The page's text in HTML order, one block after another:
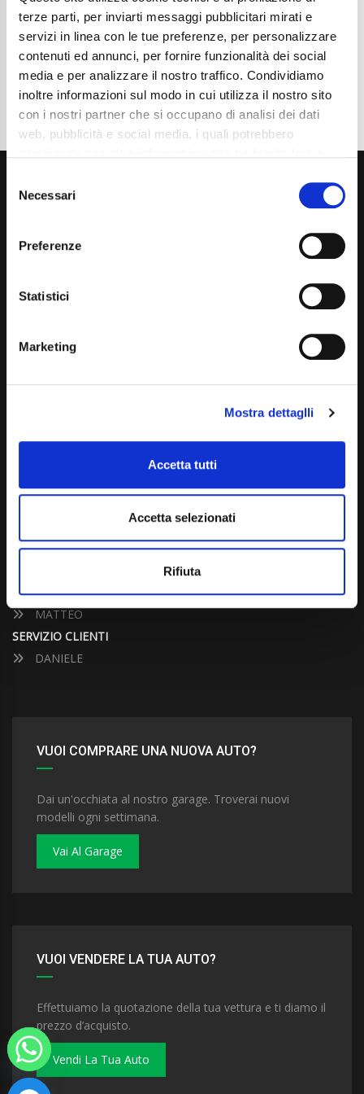
terze parti, per inviarti messaggi pubblicitari mirati e
servizi in linea con le tue preferenze, per personalizzare
contenuti ed annunci, per fornire funzionalità dei social
media e per analizzare il nostro traffico. Condividiamo
inoltre informazioni sul modo in cui utilizza il nostro sito
con i nostri partner che si occupano di analisi dei dati
web, pubblicità e social media, i quali potrebbero
mera chiusura del banner non comporta l’accettazione
tutti” o selezionando le diverse categorie di cookies
Selection
Necessari
Preferenze
Statistici
Marketing
Mostra dettaglli
Accetta tutti
Accetta selezionati
Rifiuta
Dettaglio
(+39) 031 431 3066
info@carspecialist.eu
JACOPO
UFFICIO ACQUISTI
MATTEO
SERVIZIO CLIENTI
DANIELE
VUOI COMPRARE UNA NUOVA AUTO?
Dai un'occhiata al nostro garage. Troverai nuovi
modelli ogni settimana.
Vai Al Garage
VUOI VENDERE LA TUA AUTO?
Effettuiamo la quotazione della tua vettura e ti diamo il
prezzo d’acquisto.
Vendi La Tua Auto